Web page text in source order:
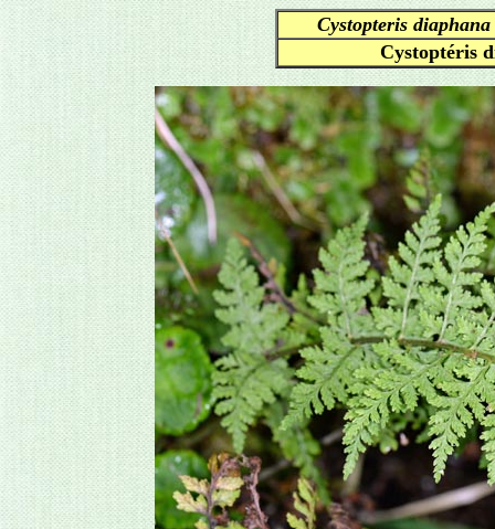
Cystopteris diaphana
Cystoptéris